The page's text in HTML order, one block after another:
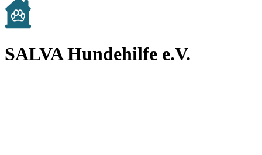
SALVA Hundehilfe e.V.